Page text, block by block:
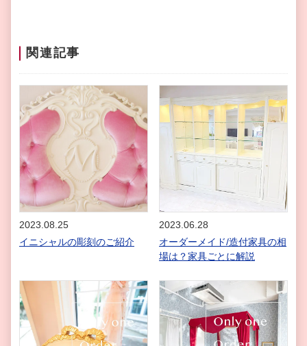
関連記事
2023.08.25
イニシャルの彫刻のご紹介
2023.06.28
オーダーメイド/造付家具の相
場は？家具ごとに解説